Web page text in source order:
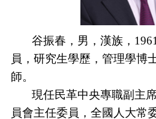
谷振春，男，漢族，
員，研究生學歷，管理學博
師。
現任民革中央專職副主席
員會主任委員，全國人大常